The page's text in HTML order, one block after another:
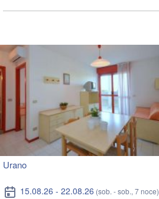
Urano
15.08.26 - 22.08.26 (sob. - sob., 7 noce)